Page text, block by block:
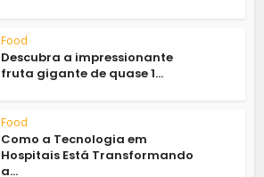
Food
Descubra a impressionante
fruta gigante de quase 1...
Food
Como a Tecnologia em
Hospitais Está Transformando
a...